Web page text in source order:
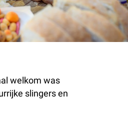
welkom was
slingers en